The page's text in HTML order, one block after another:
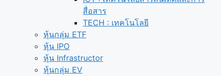
สื่อสาร
TECH : เทคโนโลยี
หุ้นกลุ่ม ETF
หุ้น IPO
หุ้น Infrastructor
หุ้นกลุ่ม EV